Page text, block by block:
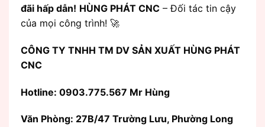
đãi hấp dẫn! HÙNG PHÁT CNC – Đối tác tin cậy
của mọi công trình! 🚀
CÔNG TY TNHH TM DV SẢN XUẤT HÙNG PHÁT
CNC
Hotline: 0903.775.567 Mr Hùng
Văn Phòng: 27B/47 Trường Lưu, Phường Long